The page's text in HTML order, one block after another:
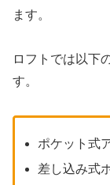
ます。
ロフトでは以下
す。
ポケット式
差し込み式